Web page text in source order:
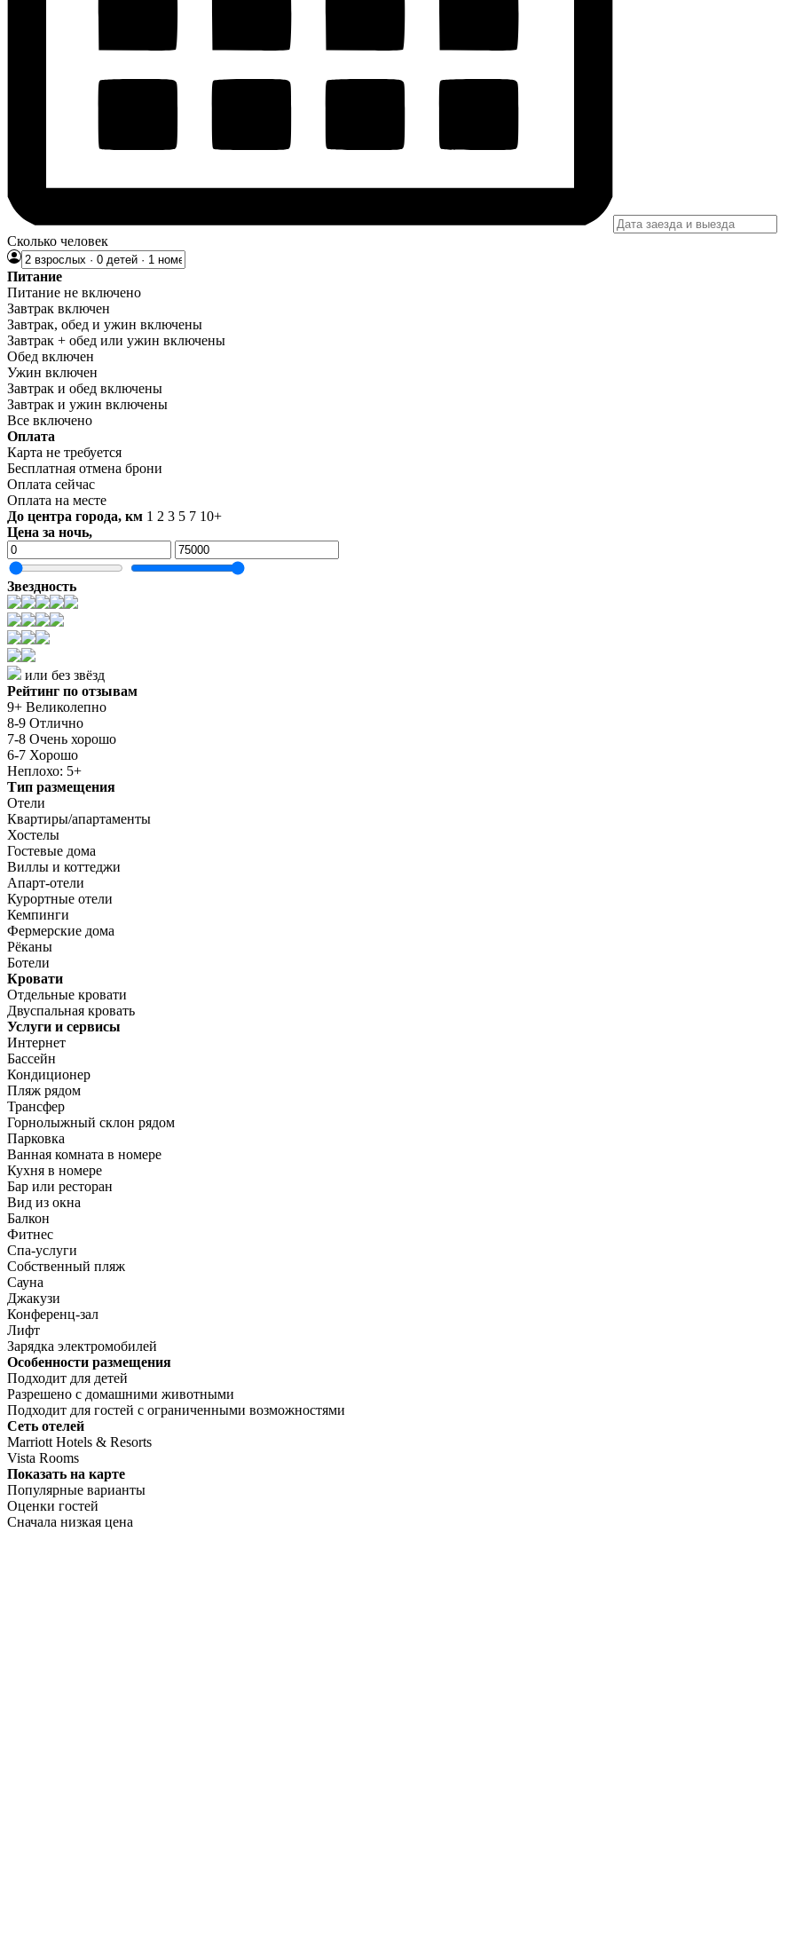
Сколько человек
Питание
Питание не включено
Завтрак включен
Завтрак, обед и ужин включены
Завтрак + обед или ужин включены
Обед включен
Ужин включен
Завтрак и обед включены
Завтрак и ужин включены
Все включено
Оплата
Карта не требуется
Бесплатная отмена брони
Оплата сейчас
Оплата на месте
До центра города, км 1 2 3 5 7 10+
Цена за ночь,
Звездность
или без звёзд
Рейтинг по отзывам
9+ Великолепно
8-9 Отлично
7-8 Очень хорошо
6-7 Хорошо
Неплохо: 5+
Тип размещения
Отели
Квартиры/апартаменты
Хостелы
Гостевые дома
Виллы и коттеджи
Апарт-отели
Курортные отели
Кемпинги
Фермерские дома
Рёканы
Ботели
Кровати
Отдельные кровати
Двуспальная кровать
Услуги и сервисы
Интернет
Бассейн
Кондиционер
Пляж рядом
Трансфер
Горнолыжный склон рядом
Парковка
Ванная комната в номере
Кухня в номере
Бар или ресторан
Вид из окна
Балкон
Фитнес
Спа-услуги
Собственный пляж
Сауна
Джакузи
Конференц-зал
Лифт
Зарядка электромобилей
Особенности размещения
Подходит для детей
Разрешено с домашними животными
Подходит для гостей с ограниченными возможностями
Сеть отелей
Marriott Hotels & Resorts
Vista Rooms
Показать на карте
Популярные варианты
Оценки гостей
Сначала низкая цена